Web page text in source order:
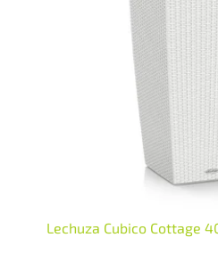
Lechuza Cubico Cottage